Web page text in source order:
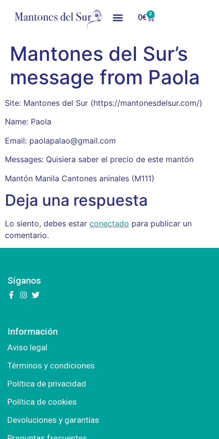
0€ 0
Mantones del Sur’s
message from Paola
Site: Mantones del Sur (https://mantonesdelsur.com/)
Name: Paola
Email: paolapalao@gmail.com
Messages: Quisiera saber el precio de este mantón
Mantón Manila Cantones aninales (M111)
Deja una respuesta
Lo siento, debes estar conectado para publicar un
comentario.
Síganos
Información
Aviso legal
Términos y condiciones
Política de privacidad
Política de cookies
Devoluciones y garantías